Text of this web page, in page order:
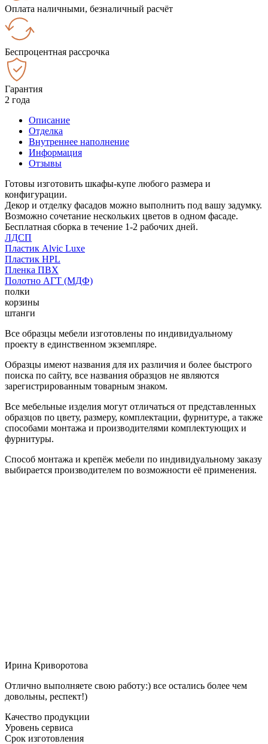
Оплата наличными, безналичный расчёт
Беспроцентная рассрочка
Гарантия
2 года
Описание
Отделка
Внутреннее наполнение
Информация
Отзывы
Готовы изготовить шкафы-купе любого размера и
конфигурации.
Декор и отделку фасадов можно выполнить под вашу задумку.
Возможно сочетание нескольких цветов в одном фасаде.
Бесплатная сборка в течение 1-2 рабочих дней.
ЛДСП
Пластик Alvic Luxe
Пластик HPL
Пленка ПВХ
Полотно АГТ (МДФ)
полки
корзины
штанги
Все образцы мебели изготовлены по индивидуальному
проекту в единственном экземпляре.
Образцы имеют названия для их различия и более быстрого
поиска по сайту, все названия образцов не являются
зарегистрированным товарным знаком.
Все мебельные изделия могут отличаться от представленных
образцов по цвету, размеру, комплектации, фурнитуре, а также
способами монтажа и производителями комплектующих и
фурнитуры.
Способ монтажа и крепёж мебели по индивидуальному заказу
выбирается производителем по возможности её применения.
Ирина Криворотова
Отлично выполняете свою работу:) все остались более чем
довольны, респект!)
Качество продукции
Уровень сервиса
Срок изготовления